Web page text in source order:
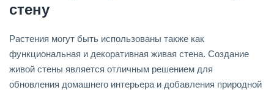
стену
Растения могут быть использованы также как
функциональная и декоративная живая стена. Создание
живой стены является отличным решением для
обновления домашнего интерьера и добавления природной